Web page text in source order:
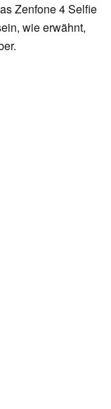
Zenfone 4 Selfie
wie erwähnt,